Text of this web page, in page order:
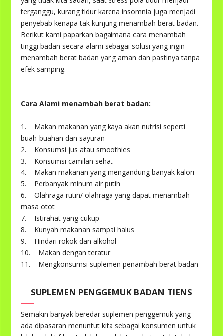
terganggu, kurang tidur karena insomnia juga menjadi
penyebab kenapa tak kunjung menambah berat badan.
Berikut kami paparkan bagaimana cara menambah
tinggi badan secara alami sebagai solusi yang ingin
menambah berat badan yang aman dan pastinya tanpa
efek samping.
Cara Alami menambah berat badan:
1. Makan makanan yang kaya akan nutrisi seperti
buah-buahan dan sayuran
2. Konsumsi jus atau smoothies
3. Konsumsi camilan sehat
4. Makan makanan yang mengandung banyak kalori
5. Perbanyak minum air putih
6. Olahraga rutin/ olahraga yang dapat menambah
masa otot
7. Istirahat yang cukup
8. Kunyah makanan sampai halus
9. Hindari rokok dan alkohol
10. Makan dengan teratur
11. Mengkonsumsi suplemen penambah berat badan
SUPLEMEN PENGGEMUK BADAN TIENS
Semakin banyak beredar suplemen penggemuk yang
ada dipasaran menuntut kita sebagai konsumen untuk